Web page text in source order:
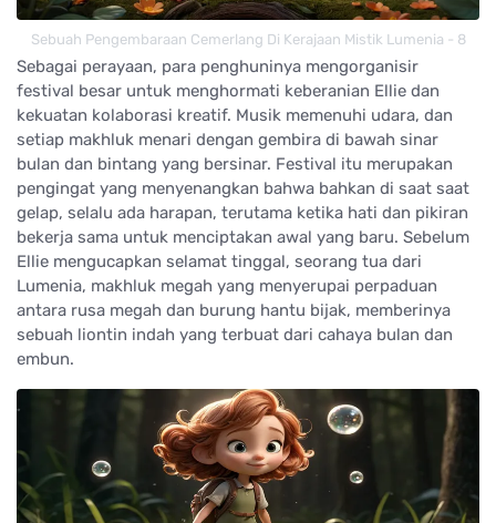
Sebuah Pengembaraan Cemerlang Di Kerajaan Mistik Lumenia - 8
Sebagai perayaan, para penghuninya mengorganisir
festival besar untuk menghormati keberanian Ellie dan
kekuatan kolaborasi kreatif. Musik memenuhi udara, dan
setiap makhluk menari dengan gembira di bawah sinar
bulan dan bintang yang bersinar. Festival itu merupakan
pengingat yang menyenangkan bahwa bahkan di saat saat
gelap, selalu ada harapan, terutama ketika hati dan pikiran
bekerja sama untuk menciptakan awal yang baru. Sebelum
Ellie mengucapkan selamat tinggal, seorang tua dari
Lumenia, makhluk megah yang menyerupai perpaduan
antara rusa megah dan burung hantu bijak, memberinya
sebuah liontin indah yang terbuat dari cahaya bulan dan
embun.